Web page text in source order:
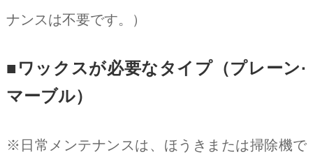
ナンスは不要です。）
■ワックスが必要なタイプ（プレーン·
マーブル）
※日常メンテナンスは、ほうきまたは掃除機で